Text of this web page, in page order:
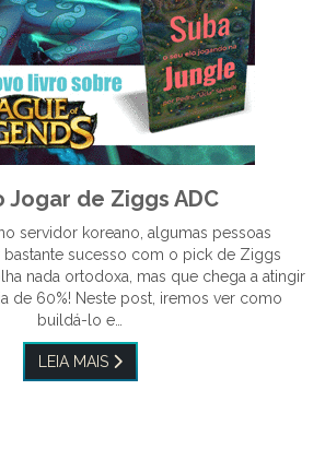
Jogar de Ziggs ADC
servidor koreano, algumas pessoas
bastante sucesso com o pick de Ziggs
nada ortodoxa, mas que chega a atingir
de 60%! Neste post, iremos ver como
buildá-lo e…
LEIA MAIS